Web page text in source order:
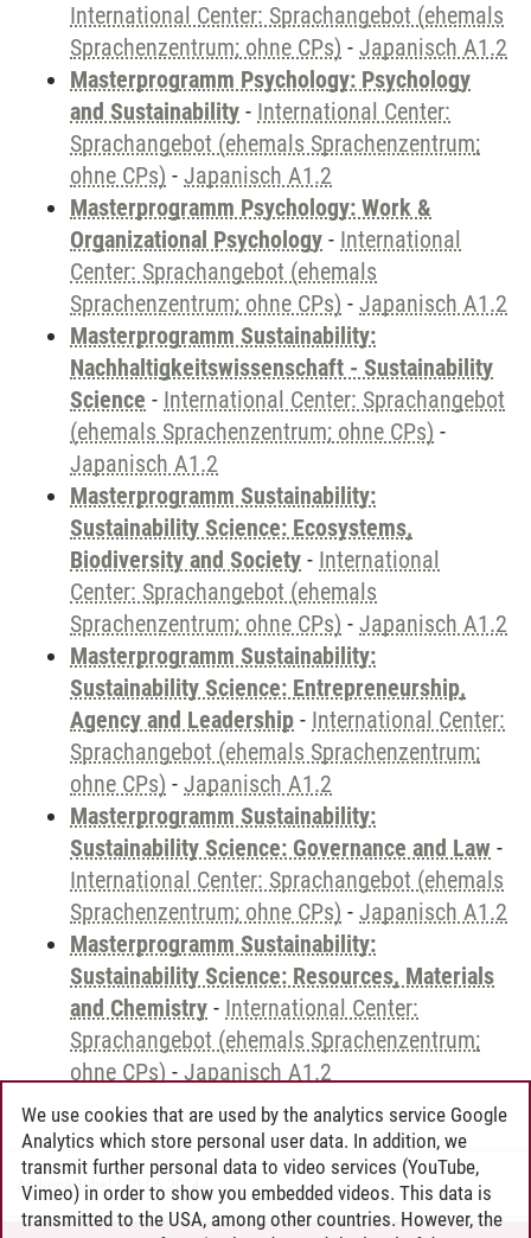
International Center: Sprachangebot (ehemals
Sprachenzentrum; ohne CPs) - Japanisch A1.2
Masterprogramm Psychology: Psychology
and Sustainability - International Center:
Sprachangebot (ehemals Sprachenzentrum;
ohne CPs) - Japanisch A1.2
Masterprogramm Psychology: Work &
Organizational Psychology - International
Center: Sprachangebot (ehemals
Sprachenzentrum; ohne CPs) - Japanisch A1.2
Masterprogramm Sustainability:
Nachhaltigkeitswissenschaft - Sustainability
Science - International Center: Sprachangebot
(ehemals Sprachenzentrum; ohne CPs) -
Japanisch A1.2
Masterprogramm Sustainability:
Sustainability Science: Ecosystems,
Biodiversity and Society - International
Center: Sprachangebot (ehemals
Sprachenzentrum; ohne CPs) - Japanisch A1.2
Masterprogramm Sustainability:
Sustainability Science: Entrepreneurship,
Agency and Leadership - International Center:
Sprachangebot (ehemals Sprachenzentrum;
ohne CPs) - Japanisch A1.2
Masterprogramm Sustainability:
Sustainability Science: Governance and Law -
International Center: Sprachangebot (ehemals
Sprachenzentrum; ohne CPs) - Japanisch A1.2
Masterprogramm Sustainability:
Sustainability Science: Resources, Materials
and Chemistry - International Center:
Sprachangebot (ehemals Sprachenzentrum;
ohne CPs) - Japanisch A1.2
Andreea Tribel 30.06.2024
We use cookies that are used by the analytics service Google
Analytics which store personal user data. In addition, we
transmit further personal data to video services (YouTube,
Vimeo) in order to show you embedded videos. This data is
transmitted to the USA, among other countries. However, the